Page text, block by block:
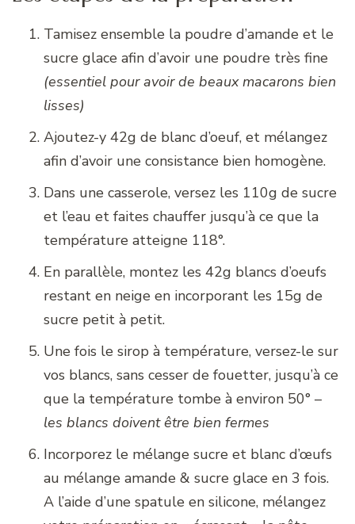
Tamisez ensemble la poudre d’amande et le
sucre glace afin d’avoir une poudre très fine
(essentiel pour avoir de beaux macarons bien
lisses)
Ajoutez-y 42g de blanc d’oeuf, et mélangez
afin d’avoir une consistance bien homogène.
Dans une casserole, versez les 110g de sucre
et l’eau et faites chauffer jusqu’à ce que la
température atteigne 118°.
En parallèle, montez les 42g blancs d’oeufs
restant en neige en incorporant les 15g de
sucre petit à petit.
Une fois le sirop à température, versez-le sur
vos blancs, sans cesser de fouetter, jusqu’à ce
que la température tombe à environ 50° –
les blancs doivent être bien fermes
Incorporez le mélange sucre et blanc d’œufs
au mélange amande & sucre glace en 3 fois.
A l’aide d’une spatule en silicone, mélangez